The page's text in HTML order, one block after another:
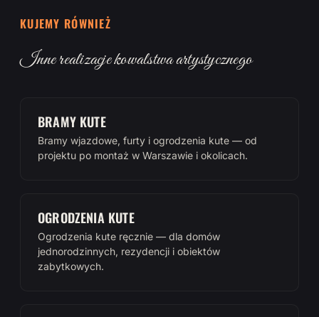
KUJEMY RÓWNIEŻ
Inne realizacje kowalstwa artystycznego
BRAMY KUTE
Bramy wjazdowe, furty i ogrodzenia kute — od
projektu po montaż w Warszawie i okolicach.
OGRODZENIA KUTE
Ogrodzenia kute ręcznie — dla domów
jednorodzinnych, rezydencji i obiektów
zabytkowych.